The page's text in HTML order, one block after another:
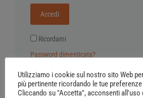
Accedi
Ricordami
Password dimenticata?
Utilizziamo i cookie sul nostro sito Web
più pertinente ricordando le tue
Cliccando su "Accetta", acconsenti all'uso